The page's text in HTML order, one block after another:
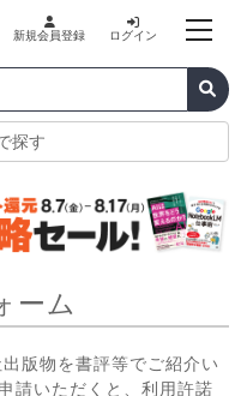
新規会員登録 ログイン
探す
ーム
版物を書評等でご紹介い
請いただくと、利用許諾